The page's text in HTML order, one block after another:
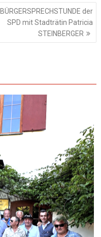
BÜRGERSPRECHSTUNDE der
SPD mit Stadträtin Patricia
STEINBERGER